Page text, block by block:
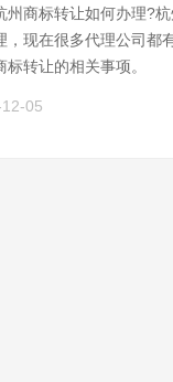
标转让如何办理?杭
，现在很多代理公司
标转让的相关事项
05